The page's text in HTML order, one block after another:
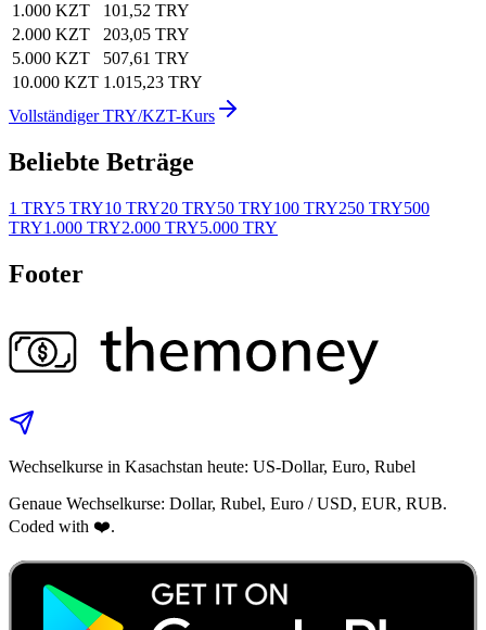
1.000 KZT
101,52 TRY
2.000 KZT
203,05 TRY
5.000 KZT
507,61 TRY
10.000 KZT 1.015,23 TRY
Vollständiger TRY/KZT-Kurs
Beliebte Beträge
1 TRY5 TRY10 TRY20 TRY50 TRY100 TRY250 TRY500
TRY1.000 TRY2.000 TRY5.000 TRY
Footer
Wechselkurse in Kasachstan heute: US‑Dollar, Euro, Rubel
Genaue Wechselkurse: Dollar, Rubel, Euro / USD, EUR, RUB.
Coded with ❤️.